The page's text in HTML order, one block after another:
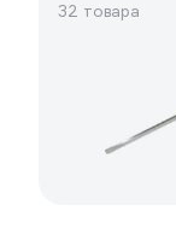
32 товара